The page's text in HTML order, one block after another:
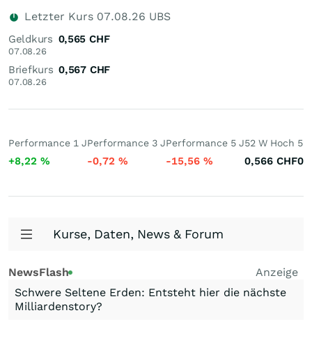
Letzter Kurs 07.08.26 UBS
Geldkurs
07.08.26
0,565 CHF
Briefkurs
07.08.26
0,567 CHF
Performance 1 J
+8,22 %
Performance 3 J
-0,72 %
Performance 5 J
-15,56 %
52 W Hoch
0,566 CHF
52
Kurse, Daten, News & Forum
NewsFlash
Anzeige
Schwere Seltene Erden: Entsteht hier die nächste
Milliardenstory?